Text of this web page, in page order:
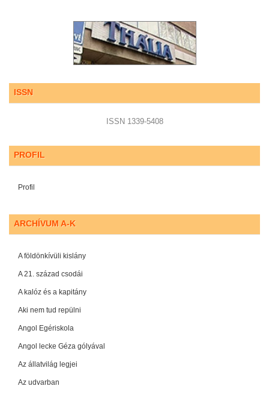
ISSN
ISSN 1339-5408
PROFIL
Profil
ARCHÍVUM A-K
A földönkívüli kislány
A 21. század csodái
A kalóz és a kapitány
Aki nem tud repülni
Angol Egériskola
Angol lecke Géza gólyával
Az állatvilág legjei
Az udvarban